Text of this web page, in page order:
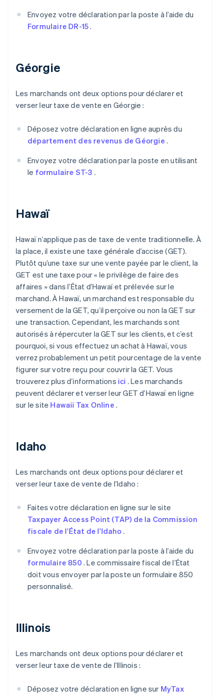
Envoyez votre déclaration par la poste à l’aide du
Formulaire DR-15.
Géorgie
Les marchands ont deux options pour déclarer et
verser leur taxe de vente en Géorgie :
Déposez votre déclaration en ligne auprès du
département des revenus de Géorgie .
Envoyez votre déclaration par la poste en utilisant
le formulaire ST-3 .
Hawaï
Hawaï n’applique pas de taxe de vente traditionnelle. À
la place, il existe une taxe générale d’accise (GET).
Plutôt qu’une taxe sur une vente payée par le client, la
GET est une taxe pour « le privilège de faire des
affaires » dans l’État d’Hawaï et prélevée sur le
marchand. À Hawaï, un marchand est responsable du
versement de la GET, qu’il perçoive ou non la GET sur
une transaction. Cependant, les marchands sont
autorisés à répercuter la GET sur les clients, et c’est
pourquoi, si vous effectuez un achat à Hawaï, vous
verrez probablement un petit pourcentage de la vente
figurer sur votre reçu pour couvrir la GET. Vous
trouverez plus d’informations ici . Les marchands
peuvent déclarer et verser leur GET d’Hawaï en ligne
sur le site Hawaii Tax Online.
Idaho
Les marchands ont deux options pour déclarer et
verser leur taxe de vente de l’Idaho :
Faites votre déclaration en ligne sur le site
Taxpayer Access Point (TAP) de la Commission
fiscale de l’État de l’Idaho .
Envoyez votre déclaration par la poste à l’aide du
formulaire 850 . Le commissaire fiscal de l’État
doit vous envoyer par la poste un formulaire 850
personnalisé.
Illinois
Les marchands ont deux options pour déclarer et
verser leur taxe de vente de l’Illinois :
Déposez votre déclaration en ligne sur MyTax